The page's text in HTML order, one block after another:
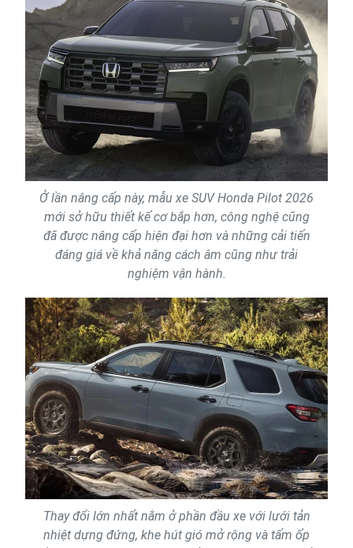
Ở lần nâng cấp này, mẫu xe SUV Honda Pilot 2026
mới sở hữu thiết kế cơ bắp hơn, công nghệ cũng
đã được nâng cấp hiện đại hơn và những cải tiến
đáng giá về khả năng cách âm cũng như trải
nghiệm vận hành.
Thay đổi lớn nhất nằm ở phần đầu xe với lưới tản
nhiệt dựng đứng, khe hút gió mở rộng và tấm ốp